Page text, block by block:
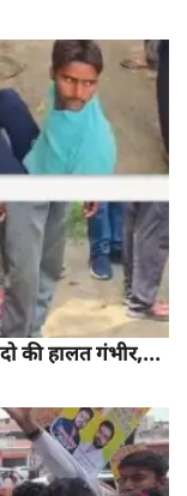
की हालत गंभीर,...